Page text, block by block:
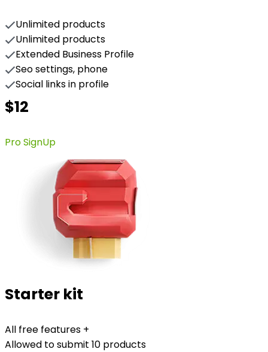
Unlimited products
Unlimited products
Extended Business Profile
Seo settings, phone
Social links in profile
$12
Pro SignUp
Starter kit
All free features +
Allowed to submit 10 products